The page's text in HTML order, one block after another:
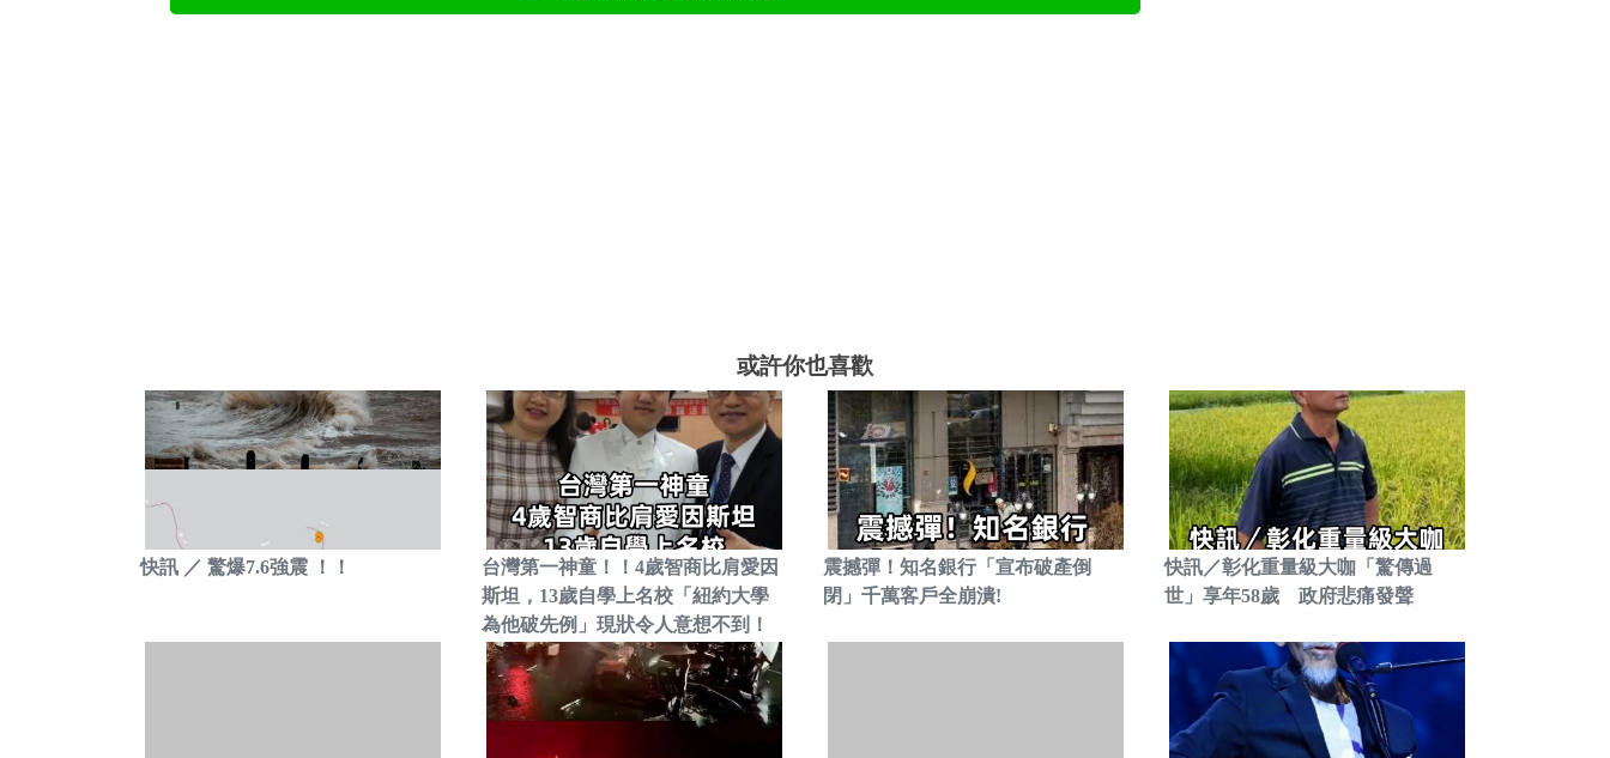
或許你也喜歡
快訊 ／ 驚爆7.6強震 ！！
台灣第一神童！！4歲智商比肩愛因
斯坦，13歲自學上名校「紐約大學
為他破先例」現狀令人意想不到！
震撼彈！知名銀行「宣布破產倒
閉」千萬客戶全崩潰!
快訊／彰化重量級大咖「驚傳過
世」享年58歲 政府悲痛發聲